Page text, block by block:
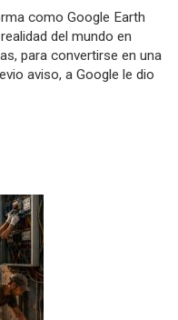
como Google Earth
del mundo en
para convertirse en una
aviso, a Google le dio